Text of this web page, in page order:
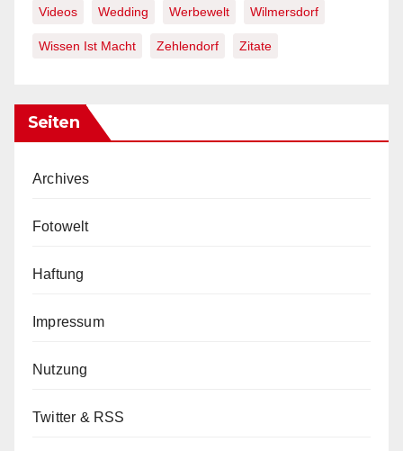
Videos Wedding Werbewelt Wilmersdorf
Wissen Ist Macht Zehlendorf Zitate
Seiten
Archives
Fotowelt
Haftung
Impressum
Nutzung
Twitter & RSS